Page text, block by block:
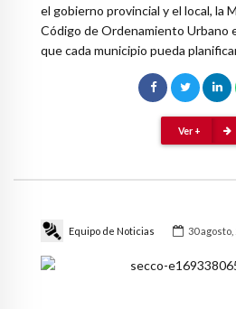
el gobierno provincial y el local, la
Código de Ordenamiento Urbano
que cada municipio pueda
Ver +
Equipo de Noticias 30 agosto,